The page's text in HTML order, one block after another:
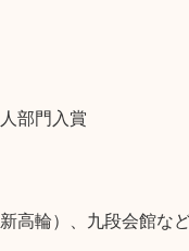
部門入賞
高輪）、九段会館な